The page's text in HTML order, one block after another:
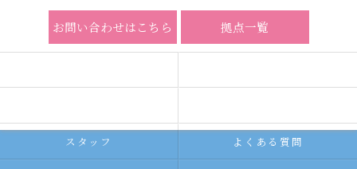
お問い合わせはこちら 拠点一覧
スタッフ よくある質問